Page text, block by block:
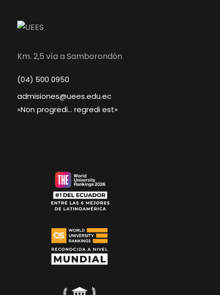
Km. 2,5 vía a Samborondón
(04) 500 0950
admisiones@uees.edu.ec
«Non progredi… regredi est»